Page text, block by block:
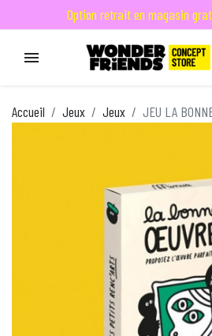
Option retrait en magasin

Accueil Jeux Jeux JEU LA